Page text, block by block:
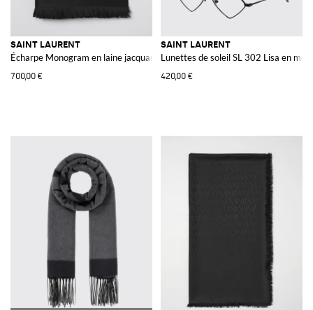
SAINT LAURENT
Écharpe Monogram en laine jacquard
700,00 €
SAINT LAURENT
Lunettes de soleil SL 302 Lisa en
420,00 €